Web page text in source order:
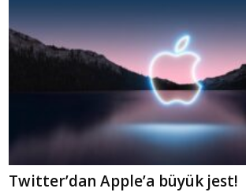
Twitter’dan Apple’a büyük jest!